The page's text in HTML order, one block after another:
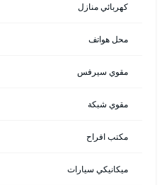
كهربائي منازل
محل هواتف
مقوي سيرفس
مقوي شبكة
مكتب افراح
ميكانيكي سيارات